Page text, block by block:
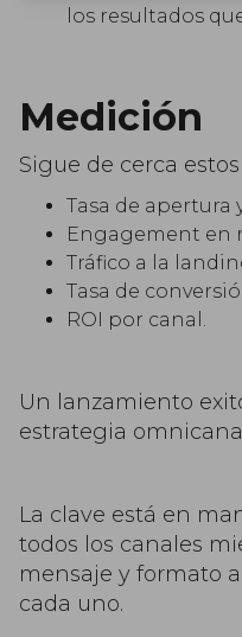
los resultados
Medición
Sigue de cerca estos
Tasa de apertura
Engagement en
Tráfico a la
Tasa de
ROI por canal.
Un lanzamiento
estrategia
La clave está en
todos los canales
mensaje y formato
cada uno.